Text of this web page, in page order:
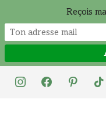
instagramfacebookpinterest
Reçois